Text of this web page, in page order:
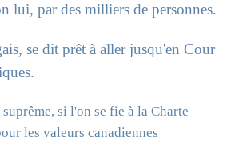
lui, par des milliers de personnes.
se dit prêt à aller jusqu'en Cour
si l'on se fie à la Charte
les valeurs canadiennes